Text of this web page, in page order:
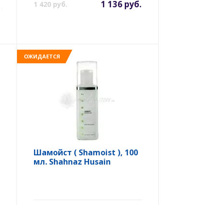
1 420 руб. 1 136 руб.
ОЖИДАЕТСЯ
Шамойст ( Shamoist ), 100
мл. Shahnaz Husain